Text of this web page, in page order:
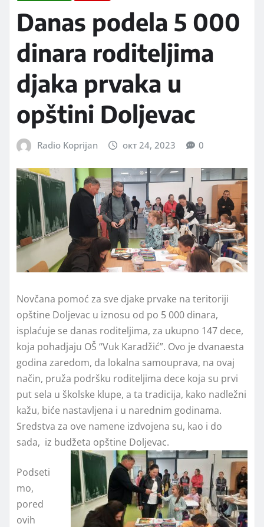
Danas podela 5 000
dinara roditeljima
djaka prvaka u
opštini Doljevac
Radio Koprijan окт 24, 2023 0
Novčana pomoć za sve djake prvake na teritoriji
opštine Doljevac u iznosu od po 5 000 dinara,
isplaćuje se danas roditeljima, za ukupno 147 dece,
koja pohadjaju OŠ “Vuk Karadžić”. Ovo je dvanaesta
godina zaredom, da lokalna samouprava, na ovaj
način, pruža podršku roditeljima dece koja su prvi
put sela u školske klupe, a ta tradicija, kako nadležni
kažu, biće nastavljena i u narednim godinama.
Sredstva za ove namene izdvojena su, kao i do
sada, iz budžeta opštine Doljevac.
Podseti
mo,
pored
ovih